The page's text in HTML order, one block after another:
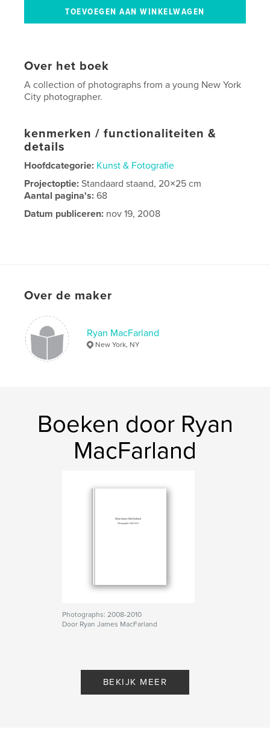
Over het boek
A collection of photographs from a young New York
City photographer.
kenmerken / functionaliteiten &
details
Hoofdcategorie: Kunst & Fotografie
Projectoptie:Standaard staand, 20×25 cm
Aantal pagina's:68
Datum publiceren: nov 19, 2008
Over de maker
Ryan MacFarland
New York, NY
Boeken door Ryan
MacFarland
Photographs: 2008-2010
Door Ryan James MacFarland
BEKIJK MEER